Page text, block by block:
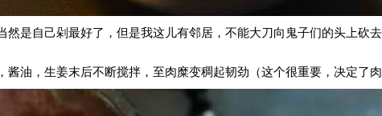
然是自己剁最好了，但是我这儿有邻居，不能大刀向鬼子们的头上砍
酱油，生姜末后不断搅拌，至肉糜变稠起韧劲（这个很重要，决定了肉